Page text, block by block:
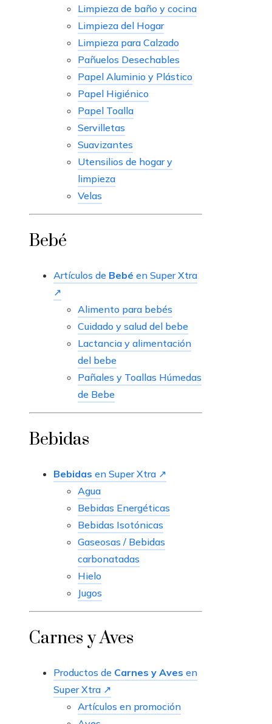
Limpieza de baño y cocina
Limpieza del Hogar
Limpieza para Calzado
Pañuelos Desechables
Papel Aluminio y Plástico
Papel Higiénico
Papel Toalla
Servilletas
Suavizantes
Utensilios de hogar y
limpieza
Velas
Bebé
Artículos de Bebé en Super Xtra
↗
Alimento para bebés
Cuidado y salud del bebe
Lactancia y alimentación
del bebe
Pañales y Toallas Húmedas
de Bebe
Bebidas
Bebidas en Super Xtra ↗
Agua
Bebidas Energéticas
Bebidas Isotónicas
Gaseosas / Bebidas
carbonatadas
Hielo
Jugos
Carnes y Aves
Productos de Carnes y Aves en
Super Xtra ↗
Artículos en promoción